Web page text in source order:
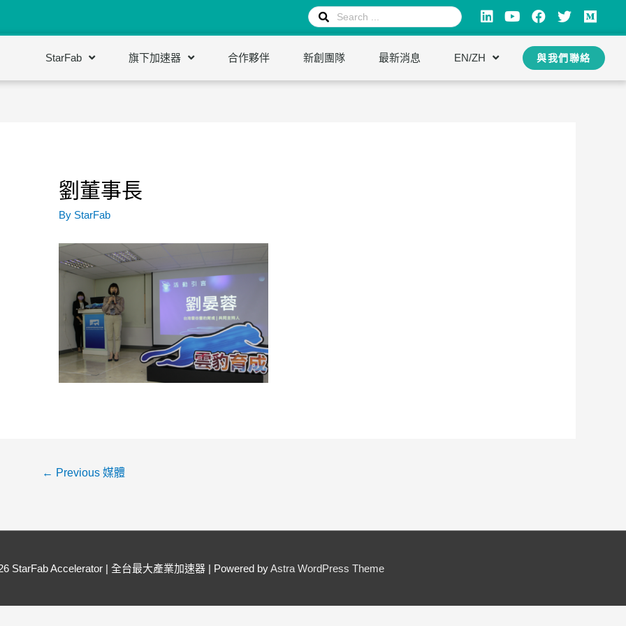
StarFab 旗下加速器 合作夥伴 新創團隊 最新消息 EN/ZH 與我們聯絡
劉董事長
By StarFab
← Previous 媒體
StarFab Accelerator | 全台最大產業加速器| Powered byAstra WordPress Theme